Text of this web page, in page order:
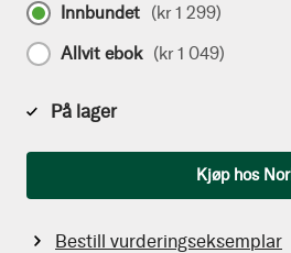
Innbundet (kr 1 299)
Allvit ebok (kr 1 049)
På lager
Kjøp hos
Bestill vurderingseksemplar